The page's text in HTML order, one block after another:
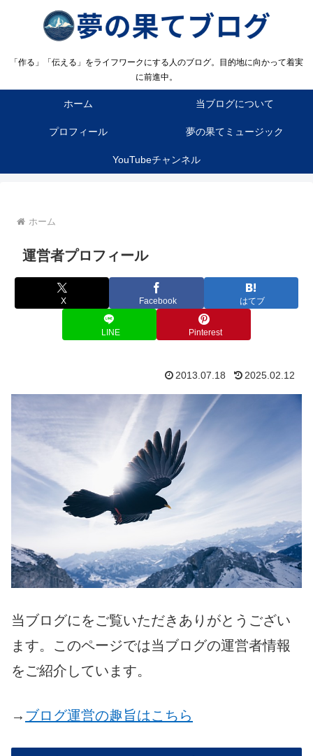
「作る」「伝える」をライフワークにする人のブログ。目的地に向かって着実
に前進中。
ホーム 当ブログについて
プロフィール 夢の果てミュージック
YouTubeチャンネル
ホーム
運営者プロフィール
X Facebook はてブ
LINE Pinterest
2013.07.18 2025.02.12
当ブログにをご覧いただきありがとうござい
ます。このページでは当ブログの運営者情報
をご紹介しています。
→ ブログ運営の趣旨はこちら